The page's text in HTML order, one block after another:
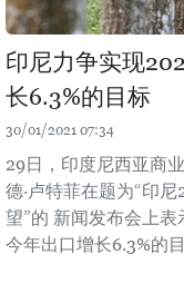
印尼力争实现
长6.3%的目标
30/01/2021 07:34
29日，印度尼西亚商
德·卢特菲在题为“印
望”的 新闻发布会上表
今年出口增长6.3%的目